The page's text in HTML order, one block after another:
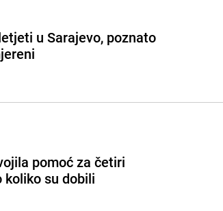
u Sarajevo, poznato
pomoć za četiri
koliko su dobili